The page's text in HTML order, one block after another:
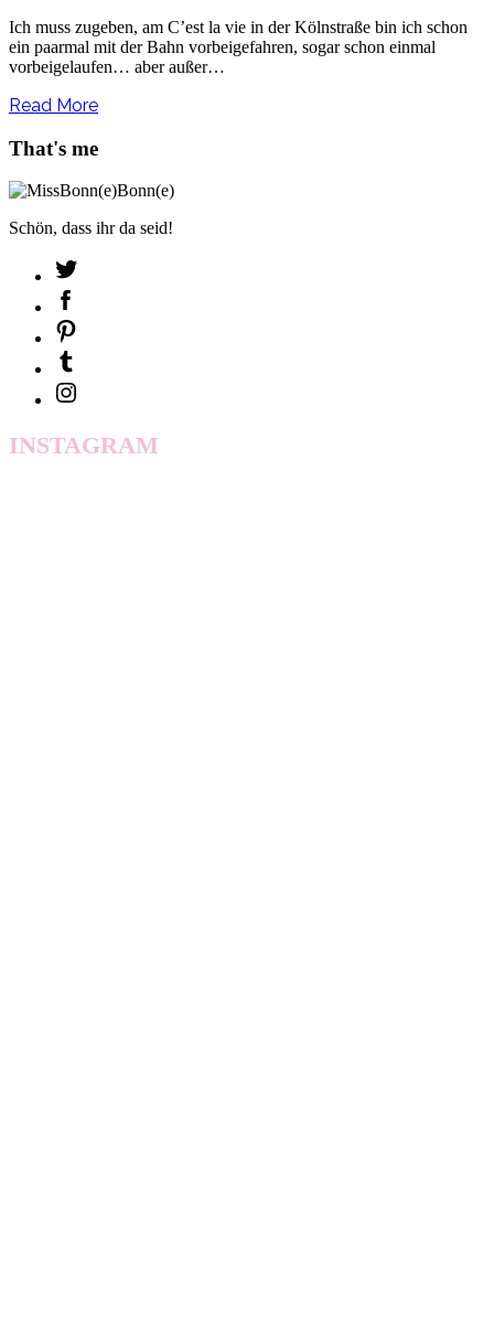
Ich muss zugeben, am C’est la vie in der Kölnstraße bin ich schon
ein paarmal mit der Bahn vorbeigefahren, sogar schon einmal
vorbeigelaufen… aber außer…
Read More
That's me
Schön, dass ihr da seid!
INSTAGRAM